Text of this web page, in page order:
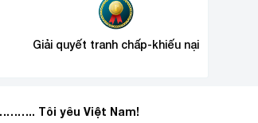
Giải quyết tranh chấp-khiếu nại
Tôi yêu Việt Nam!